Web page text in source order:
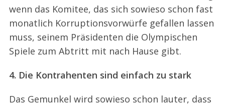
wenn das Komitee, das sich sowieso schon fast
monatlich Korruptionsvorwürfe gefallen lassen
muss, seinem Präsidenten die Olympischen
Spiele zum Abtritt mit nach Hause gibt.
4. Die Kontrahenten sind einfach zu stark
Das Gemunkel wird sowieso schon lauter, dass